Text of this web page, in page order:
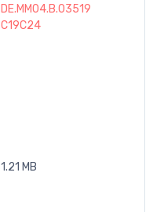
DE.MM04.B.03519
C19C24
1.21 MB